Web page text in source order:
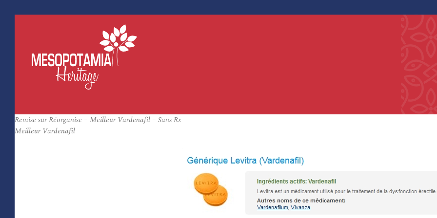
Remise sur Réorganise – Meilleur Vardenafil – Sans Rx
Meilleur Vardenafil